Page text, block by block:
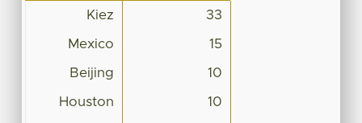
Kiez 33
Mexico 15
Beijing 10
Houston 10